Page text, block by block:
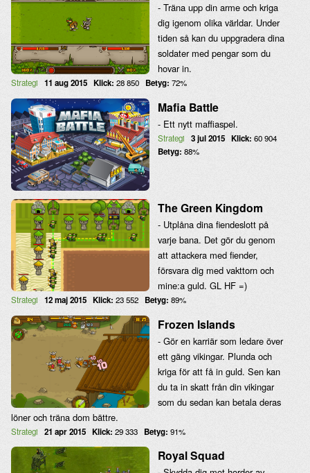
- Träna upp din arme och kriga
dig igenom olika världar. Under
tiden så kan du uppgradera dina
soldater med pengar som du
hovar in.
Strategi 11 aug 2015 Klick: 28 850 Betyg: 72%
Mafia Battle
- Ett nytt maffiaspel.
Strategi 3 jul 2015 Klick: 60 904
Betyg: 88%
The Green Kingdom
- Utplåna dina fiendeslott på
varje bana. Det gör du genom
att attackera med fiender,
försvara dig med vakttorn och
mine:a guld. GL HF =)
Strategi 12 maj 2015 Klick: 23 552 Betyg: 89%
Frozen Islands
- Gör en karriär som ledare över
ett gäng vikingar. Plunda och
kriga för att få in guld. Sen kan
du ta in skatt från din vikingar
som du sedan kan betala deras
löner och träna dom bättre.
Strategi 21 apr 2015 Klick: 29 333 Betyg: 91%
Royal Squad